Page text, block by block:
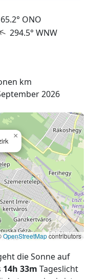
65.2° ONO
↑ 294.5° WNW
km
2026
×
OpenStreetMapcontributors
die Sonne auf
14h 33m Tageslicht